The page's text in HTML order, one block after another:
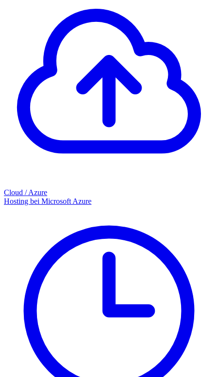
Cloud / Azure
Hosting bei Microsoft Azure